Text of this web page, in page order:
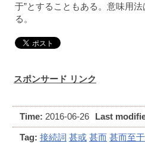
于”とすることもある。意味用法
る。
スポンサード リンク
Time: 2016-06-26 Last
Tag: 接続詞 甚或 甚而 甚而至于